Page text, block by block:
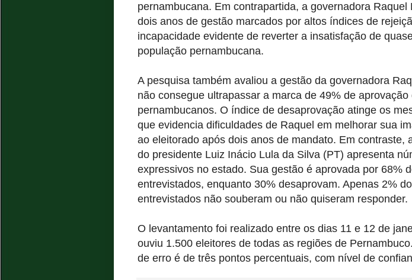
pernambucana. Em contrapartida, a governadora Raquel
dois anos de gestão marcados por altos índices de
incapacidade evidente de reverter a insatisfação de
população pernambucana.
A pesquisa também avaliou a gestão da governadora
não consegue ultrapassar a marca de 49% de aprovação
pernambucanos. O índice de desaprovação atinge os
que evidencia dificuldades de Raquel em melhorar sua
ao eleitorado após dois anos de mandato. Em contraste,
do presidente Luiz Inácio Lula da Silva (PT) apresenta
expressivos no estado. Sua gestão é aprovada por 68%
entrevistados, enquanto 30% desaprovam. Apenas 2%
entrevistados não souberam ou não quiseram responder.
O levantamento foi realizado entre os dias 11 e 12 de
ouviu 1.500 eleitores de todas as regiões de
de erro é de três pontos percentuais, com nível de